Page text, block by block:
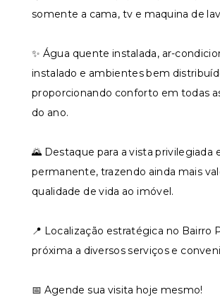
somente a cama, tv e maquina de
✨ Água quente instalada, ar-
instalado e ambientes bem
proporcionando conforto em todas
do ano.
🌄 Destaque para a vista privilegiada
permanente, trazendo ainda mais
qualidade de vida ao imóvel.
📍 Localização estratégica no Bairro
próxima a diversos serviços e
📅 Agende sua visita hoje mesmo!